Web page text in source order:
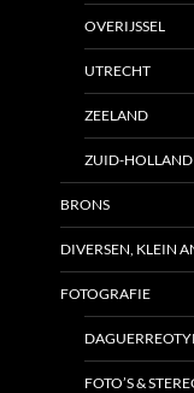
OVERIJSSEL
UTRECHT
ZEELAND
ZUID-HOLLAND
BRONS
DIVERSEN, KLEIN
FOTOGRAFIE
FOTO’S &